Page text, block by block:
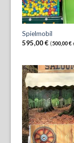
Spielmobil
595,00€ (500,00€